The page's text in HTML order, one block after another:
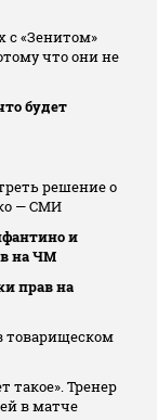
с «Зенитом»
что они не
будет
решение о
— СМИ
и
на ЧМ
прав на
товарищеском
такое». Тренер
в матче